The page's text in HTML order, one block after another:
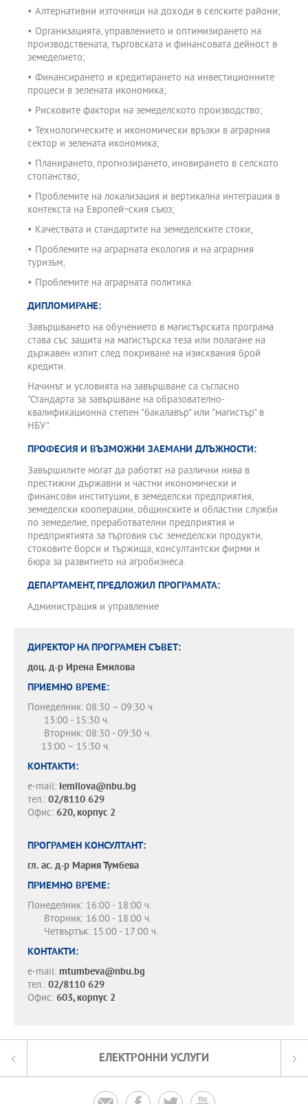
• Алтернативни източници на доходи в селските райони;
• Организацията, управлението и оптимизирането на
производствената, търговската и финансовата дейност в
земеделието;
• Финансирането и кредитирането на инвестиционните
процеси в зелената икономика;
• Рисковите фактори на земеделското производство;
• Технологическите и икономически връзки в аграрния
сектор и зелената икономика;
• Планирането, прогнозирането, иновирането в селското
стопанство;
• Проблемите на локализация и вертикална интеграция в
контекста на Европей¬ския съюз;
• Качествата и стандартите на земеделските стоки;
• Проблемите на аграрната екология и на аграрния
туризъм;
• Проблемите на аграрната политика.
ДИПЛОМИРАНЕ:
Завършването на обучението в магистърската програма
става със защита на магистърска теза или полагане на
държавен изпит след покриване на изисквания брой
кредити.
Начинът и условията на завършване са съгласно
"Стандарта за завършване на образователно-
квалификационна степен "бакалавър" или "магистър" в
НБУ".
ПРОФЕСИЯ И ВЪЗМОЖНИ ЗАЕМАНИ ДЛЪЖНОСТИ:
Завършилите могат да работят на различни нива в
престижни държавни и частни икономически и
финансови институции, в земеделски предприятия,
земеделски кооперации, общинските и областни служби
по земеделие, преработвателни предприятия и
предприятията за търговия със земеделски продукти,
стоковите борси и тържища, консултантски фирми и
бюра за развитието на агробизнеса.
ДЕПАРТАМЕНТ, ПРЕДЛОЖИЛ ПРОГРАМАТА:
Администрация и управление
ДИРЕКТОР НА ПРОГРАМЕН СЪВЕТ:
доц. д-р Ирена Емилова
ПРИЕМНО ВРЕМЕ:
Понеделник: 08:30 – 09:30 ч.
13:00 - 15:30 ч.
Вторник: 08:30 - 09:30 ч.
13:00 – 15:30 ч.
КОНТАКТИ:
e-mail: iemilova@nbu.bg
тел.: 02/8110 629
Офис: 620, корпус 2
ПРОГРАМЕН КОНСУЛТАНТ:
гл. ас. д-р Мария Тумбева
ПРИЕМНО ВРЕМЕ:
Понеделник: 16:00 - 18:00 ч.
Вторник: 16:00 - 18:00 ч.
Четвъртък: 15:00 - 17:00 ч.
КОНТАКТИ:
e-mail: mtumbeva@nbu.bg
тел.: 02/8110 629
Офис: 603, корпус 2
ЕЛЕКТРОННИ УСЛУГИ